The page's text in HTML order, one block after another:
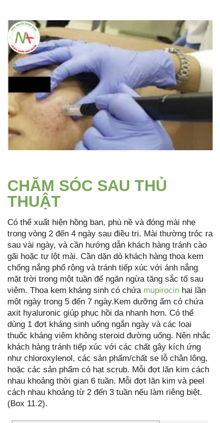
CHĂM SÓC SAU THỦ
THUẬT
Có thể xuất hiện hồng ban, phù nề và đóng mài nhẹ
trong vòng 2 đến 4 ngày sau điều trị. Mài thường tróc ra
sau vài ngày, và cần hướng dẫn khách hàng tránh cào
gãi hoặc tự lột mài. Cần dặn dò khách hàng thoa kem
chống nắng phổ rộng và tránh tiếp xúc với ánh nắng
mặt trời trong một tuần để ngăn ngừa tăng sắc tố sau
viêm. Thoa kem kháng sinh có chứa mupirocin hai lần
một ngày trong 5 đến 7 ngày.Kem dưỡng ẩm có chứa
axit hyaluronic giúp phục hồi da nhanh hơn. Có thể
dùng 1 đợt kháng sinh uống ngắn ngày và các loại
thuốc kháng viêm không steroid đường uống. Nên nhắc
khách hàng tránh tiếp xúc với các chất gây kích ứng
như chloroxylenol, các sản phẩm/chất se lỗ chân lông,
hoặc các sản phẩm có hạt scrub. Mỗi đợt lăn kim cách
nhau khoảng thời gian 6 tuần. Mỗi đợt lăn kim và peel
cách nhau khoảng từ 2 đến 3 tuần nếu làm riêng biệt.
(Box 11.2).